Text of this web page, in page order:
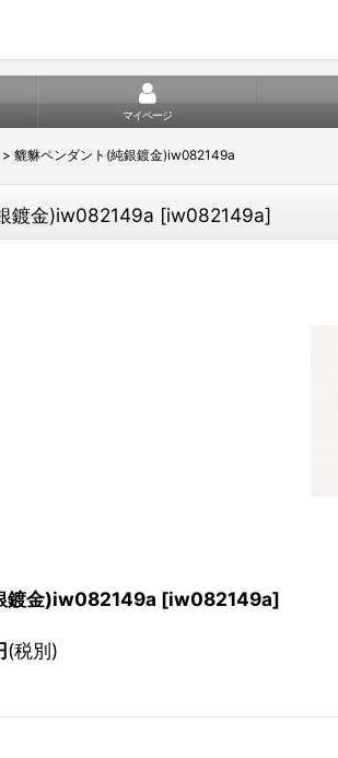
マイページ
> 貔貅ペンダント(純銀鍍金)iw082149a
鍍金)iw082149a [iw082149a]
鍍金)iw082149a [iw082149a]
(税別)